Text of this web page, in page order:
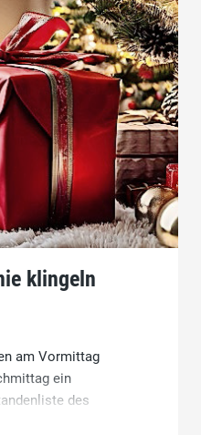
klingeln
am Vormittag
ein
des